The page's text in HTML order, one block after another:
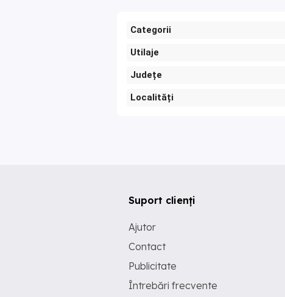
Categorii
Utilaje
Județe
Localități
Suport clienți
Ajutor
Contact
Publicitate
Întrebări frecvente